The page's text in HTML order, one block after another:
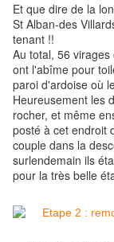
Et que dire de la
St Alban-des
tenant !!
Au total, 56
ont l'abîme pour
paroi d'ardoise où
Heureusement les
rocher, et même
posté à cet endroit
couple dans la
surlendemain ils
pour la très belle